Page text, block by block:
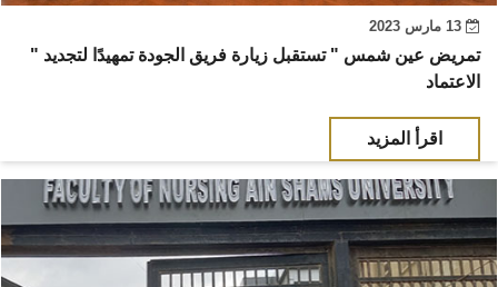
" تمريض عين شمس " تستقبل زيارة فريق الجودة تمهيدًا لتجديد
الاعتماد
اقرأ المزيد